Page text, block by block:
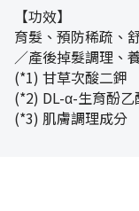
【功效】
育髮、預防稀疏、
／產後掉髮調理、
(*1) 甘草次酸二鉀
(*2) DL-α-生育酚乙
(*3) 肌膚調理成分